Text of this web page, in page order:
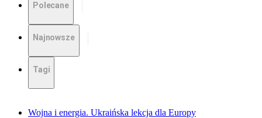
Polecane
Najnowsze
Tagi
Wojna i energia. Ukraińska lekcja dla Europy